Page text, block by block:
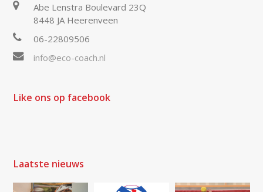
Abe Lenstra Boulevard 23Q
8448 JA Heerenveen
06-22809506
info@eco-coach.nl
Like ons op facebook
Laatste nieuws